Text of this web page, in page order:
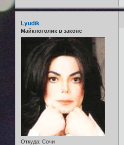
Lyudik
Майклоголик в законе
Откуда: Сочи